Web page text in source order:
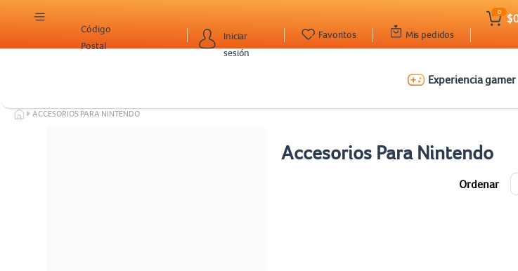
Iniciar
sesión
Código
Postal
Mis pedidos
Favoritos
0
Experiencia gamer
ACCESORIOS PARA NINTENDO
Accesorios Para Nintendo
Ordenar